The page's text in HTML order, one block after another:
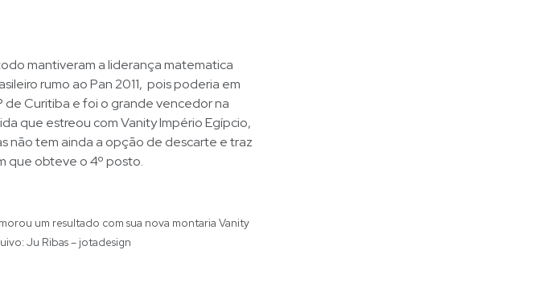
mantiveram a liderança matematica
rumo ao Pan 2011, pois poderia em
Curitiba e foi o grande vencedor na
que estreou com Vanity Império Egípcio,
não tem ainda a opção de descarte e traz
que obteve o 4º posto.
um resultado com sua nova montaria Vanity
Ju Ribas – jotadesign